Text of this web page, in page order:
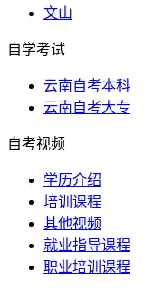
文山
自学考试
云南自考本科
云南自考大专
自考视频
学历介绍
培训课程
其他视频
就业指导课程
职业培训课程